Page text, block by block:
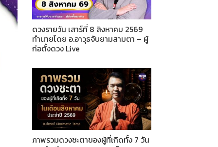
ดวงรายวัน เสาร์ที่ 8 สิงหาคม 2569
ทำนายโดย อ.อาวุธจับยามสามตา – ผู้
ก่อตั้งดวง Live
ภาพรวมดวงชะตาของผู้ที่เกิดทั้ง 7 วัน